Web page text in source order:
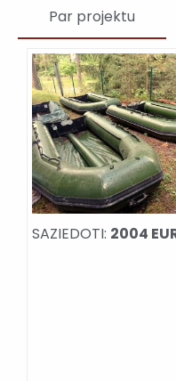
Par projektu
SAZIEDOTI: 2004